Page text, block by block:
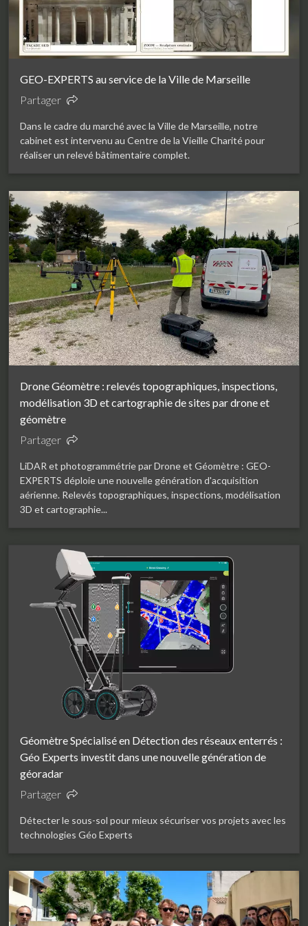
GEO-EXPERTS au service de la Ville de Marseille
Partager
Dans le cadre du marché avec la Ville de Marseille, notre
cabinet est intervenu au Centre de la Vieille Charité pour
réaliser un relevé bâtimentaire complet.
Drone Géomètre : relevés topographiques, inspections,
modélisation 3D et cartographie de sites par drone et
géomètre
Partager
LiDAR et photogrammétrie par Drone et Géomètre : GEO-
EXPERTS déploie une nouvelle génération d'acquisition
aérienne. Relevés topographiques, inspections, modélisation
3D et cartographie...
Géomètre Spécialisé en Détection des réseaux enterrés :
Géo Experts investit dans une nouvelle génération de
géoradar
Partager
Détecter le sous-sol pour mieux sécuriser vos projets avec les
technologies Géo Experts